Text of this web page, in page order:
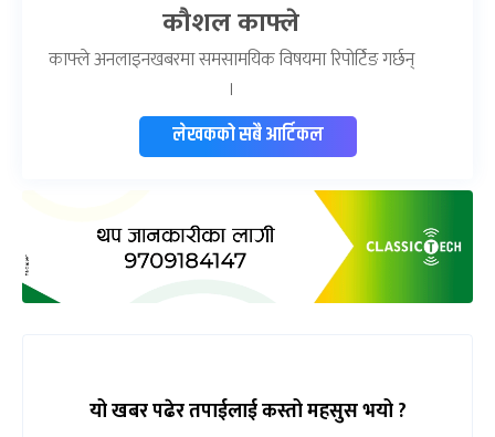
कौशल काफ्ले
काफ्ले अनलाइनखबरमा समसामयिक विषयमा रिपोर्टिङ गर्छन्
।
लेखकको सबै आर्टिकल
यो खबर पढेर तपाईलाई कस्तो महसुस भयो ?